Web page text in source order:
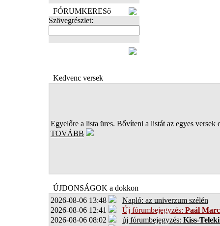
FÓRUMKERESő
Szövegrészlet:
Kedvenc versek
Egyelőre a lista üres. Bővíteni a listát az egyes versek
TOVÁBB
ÚJDONSÁGOK a dokkon
2026-08-06 13:48
Napló: az univerzum szélén
2026-08-06 12:41
Új fórumbejegyzés: Paál
2026-08-06 08:02
új fórumbejegyzés: Kiss-